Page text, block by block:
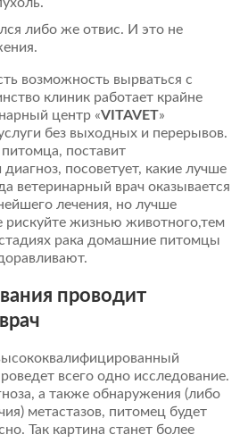
либо же отвис. И это не
возможность вырваться с
клиник работает крайне
центр «VITAVET»
без выходных и перерывов.
поставит
посоветует, какие лучше
ветеринарный врач оказывается
лечения, но лучше
рискуйте жизнью животного,тем
рака домашние питомцы
проводит
всего одно исследование.
а также обнаружения (либо
метастазов, питомец будет
Так картина станет более